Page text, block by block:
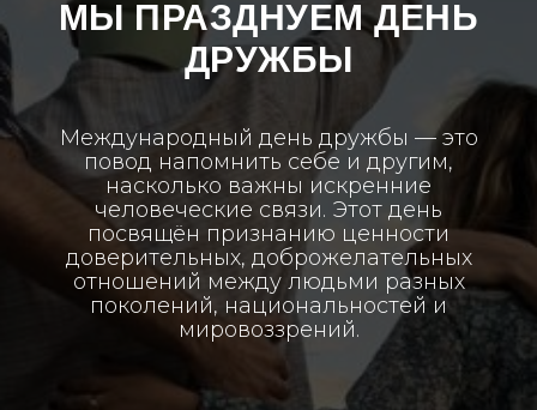
МЫ ПРАЗДНУЕМ ДЕНЬ
ДРУЖБЫ
Международный день дружбы — это
повод напомнить себе и другим,
насколько важны искренние
человеческие связи. Этот день
посвящён признанию ценности
доверительных, доброжелательных
отношений между людьми разных
поколений, национальностей и
мировоззрений.